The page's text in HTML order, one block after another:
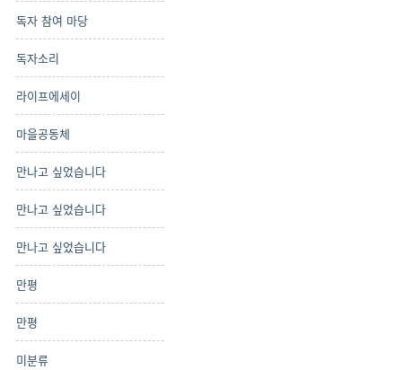
독자 참여 마당
독자소리
라이프에세이
마을공동체
만나고 싶었습니다
만나고 싶었습니다
만나고 싶었습니다
만평
만평
미분류